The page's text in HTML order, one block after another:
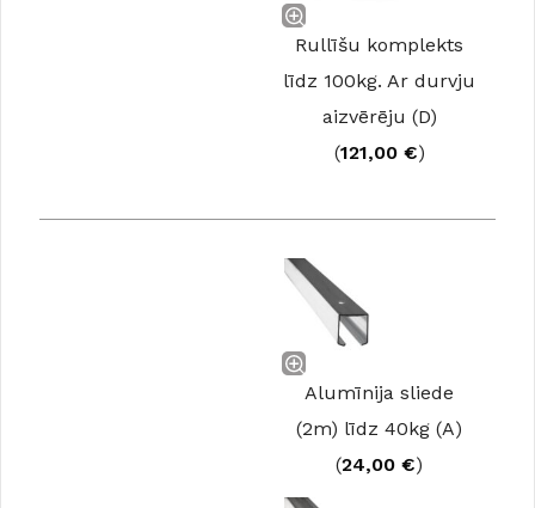
Rullīšu komplekts
līdz 100kg. Ar durvju
aizvērēju (D)
(121,00 €)
Alumīnija sliede
(2m) līdz 40kg (A)
(24,00 €)